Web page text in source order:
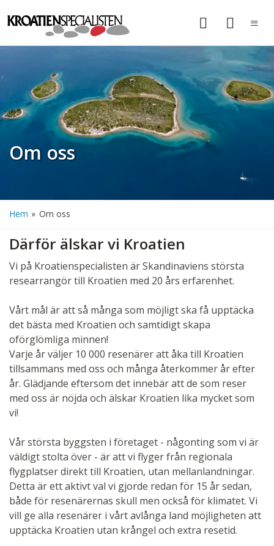
Om oss
Hem » Om oss
Därför älskar vi Kroatien
Vi på Kroatienspecialisten är Skandinaviens största
researrangör till Kroatien med 20 års erfarenhet.
Vårt mål är att så många som möjligt ska få upptäcka
det bästa med Kroatien och samtidigt skapa
oförglömliga minnen!
Varje år väljer 10 000 resenärer att åka till Kroatien
tillsammans med oss och många återkommer år efter
år. Glädjande eftersom det innebär att de som reser
med oss är nöjda och älskar Kroatien lika mycket som
vi!
Vår största byggsten i företaget - någonting som vi är
väldigt stolta över - är att vi flyger från regionala
flygplatser direkt till Kroatien, utan mellanlandningar.
Detta är ett aktivt val vi gjorde redan för 15 år sedan,
både för resenärernas skull men också för klimatet. Vi
vill ge alla resenärer i vårt avlånga land möjligheten att
upptäcka Kroatien utan krångel och extra resetid.